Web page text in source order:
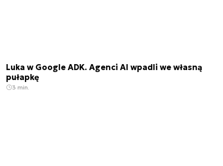
Luka w Google ADK. Agenci AI wpadli we własną
pułapkę
3 min.